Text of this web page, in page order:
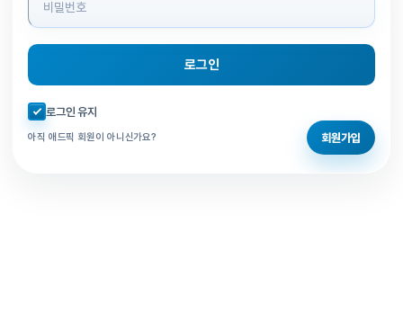
로그인
자동로그인 체크
로그인 유지
아직 애드픽 회원이 아니신가요? 회원가입